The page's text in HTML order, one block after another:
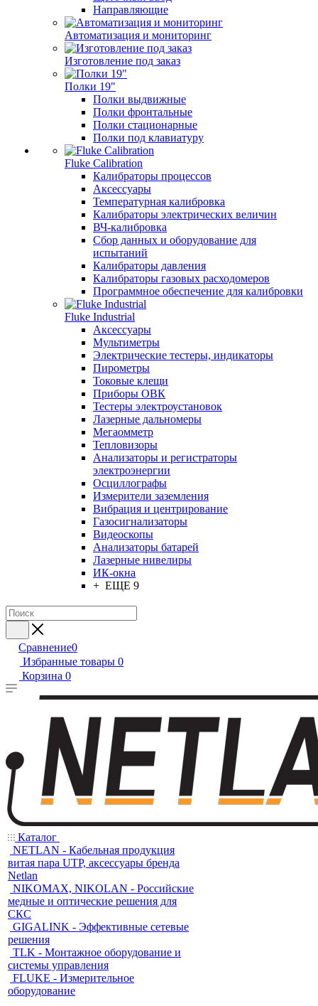
Направляющие
Автоматизация и мониторинг
Изготовление под заказ
Полки 19"
Полки выдвижные
Полки фронтальные
Полки стационарные
Полки под клавиатуру
Fluke Calibration
Калибраторы процессов
Аксессуары
Температурная калибровка
Калибраторы электрических величин
ВЧ-калибровка
Сбор данных и оборудование для
испытаний
Калибраторы давления
Калибраторы газовых расходомеров
Программное обеспечение для калибровки
Fluke Industrial
Аксессуары
Мультиметры
Электрические тестеры, индикаторы
Пирометры
Токовые клещи
Приборы ОВК
Тестеры электроустановок
Лазерные дальномеры
Мегаомметр
Тепловизоры
Анализаторы и регистраторы
электроэнергии
Осциллографы
Измерители заземления
Вибрация и центрирование
Газосигнализаторы
Видеоскопы
Анализаторы батарей
Лазерные нивелиры
ИК-окна
+ ЕЩЕ 9
Сравнение0
Избранные товары 0
Корзина 0
Каталог
NETLAN - Кабельная продукция
витая пара UTP, аксессуары бренда
Netlan
NIKOMAX, NIKOLAN - Российские
медные и оптические решения для
СКС
GIGALINK - Эффективные сетевые
решения
TLK - Монтажное оборудование и
системы управления
FLUKE - Измерительное
оборудование